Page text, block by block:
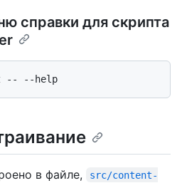
справки для скрипта
в файле,
src/content-